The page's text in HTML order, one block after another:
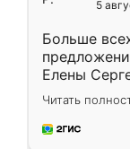
5
Больше
Елены
короткие
для замера
предложил
Читать